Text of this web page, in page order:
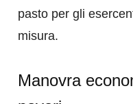
pasto per gli
misura.
Manovra